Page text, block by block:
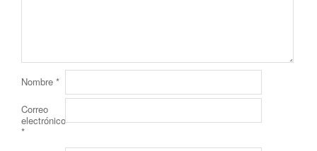
Nombre *
Correo
electrónico
*